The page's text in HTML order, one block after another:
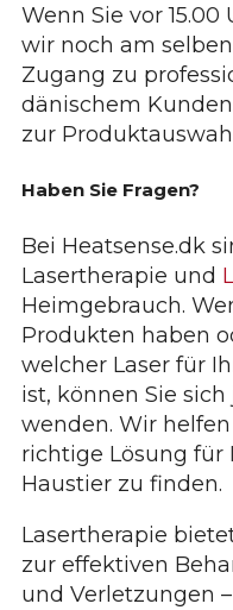
Wenn Sie vor
wir noch am
Zugang zu
dänischem
zur
Haben Sie Fragen?
Bei Heatsense.dk
Lasertherapie und
Heimgebrauch.
Produkten haben
welcher Laser für
ist, können Sie
wenden. Wir
richtige Lösung für
Haustier zu finden.
Lasertherapie
zur effektiven
und Verletzungen